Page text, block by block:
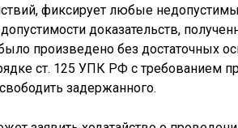
фиксирует любые
доказательств,
произведено без достаточных
ст. 125 УПК РФ с требованием
задержанного.